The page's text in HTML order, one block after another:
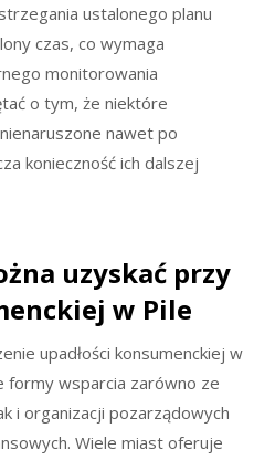
ustalonego planu
czas, co wymaga
monitorowania
o tym, że niektóre
nawet po
konieczność ich dalszej
uzyskać przy
w Pile
upadłości konsumenckiej w
formy wsparcia zarówno ze
i organizacji pozarządowych
Wiele miast oferuje